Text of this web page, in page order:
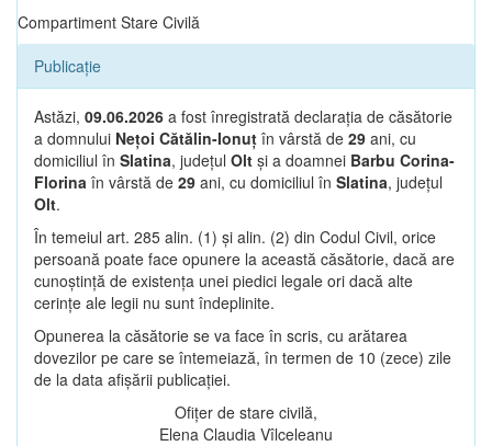
Compartiment Stare Civilă
Publicație
Astăzi, 09.06.2026 a fost înregistrată declarația de căsătorie
a domnului Nețoi Cătălin-Ionuț în vârstă de 29 ani, cu
domiciliul în Slatina, județul Olt și a doamnei Barbu Corina-
Florina în vârstă de 29 ani, cu domiciliul în Slatina, județul
Olt.
În temeiul art. 285 alin. (1) și alin. (2) din Codul Civil, orice
persoană poate face opunere la această căsătorie, dacă are
cunoștință de existența unei piedici legale ori dacă alte
cerințe ale legii nu sunt îndeplinite.
Opunerea la căsătorie se va face în scris, cu arătarea
dovezilor pe care se întemeiază, în termen de 10 (zece) zile
de la data afișării publicației.
Ofițer de stare civilă,
Elena Claudia Vîlceleanu